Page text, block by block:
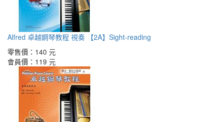
Alfred 卓越鋼琴教程 視奏 【2A】Sight-reading
零售價： 140 元
會員價： 119 元